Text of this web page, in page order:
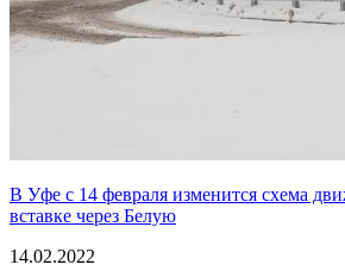
В Уфе с 14 февраля изменится схема
вставке через Белую
14.02.2022